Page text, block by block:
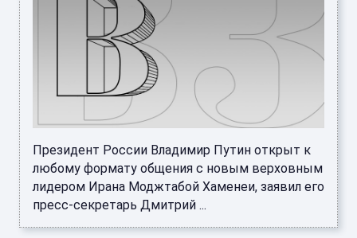
Президент России Владимир Путин открыт к
любому формату общения с новым верховным
лидером Ирана Моджтабой Хаменеи, заявил его
пресс-секретарь Дмитрий ...